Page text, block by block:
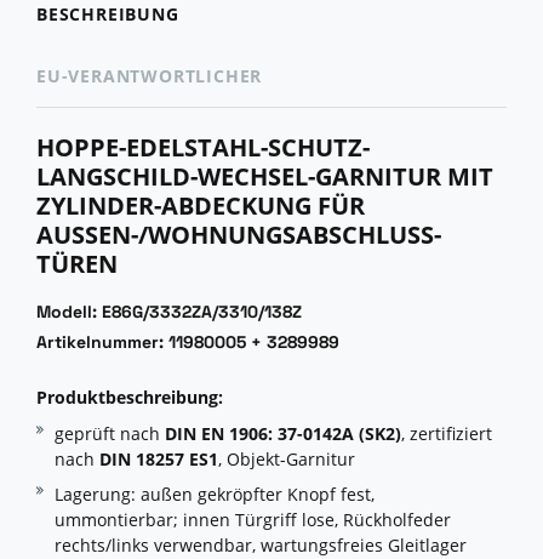
BESCHREIBUNG
EU-VERANTWORTLICHER
HOPPE-EDELSTAHL-SCHUTZ-
LANGSCHILD-WECHSEL-GARNITUR MIT
ZYLINDER-ABDECKUNG FÜR
AUSSEN-/WOHNUNGSABSCHLUSS-T
ÜREN
Modell: E86G/3332ZA/3310/138Z
Artikelnummer: 11980005 + 3289989
Produktbeschreibung:
geprüft nach DIN EN 1906: 37-0142A (SK2), zertifiziert
nach DIN 18257 ES1, Objekt-Garnitur
Lagerung: außen gekröpfter Knopf fest,
ummontierbar; innen Türgriff lose, Rückholfeder
rechts/links verwendbar, wartungsfreies Gleitlager